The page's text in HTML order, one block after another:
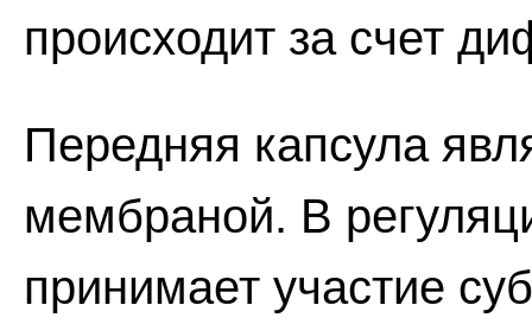
происходит за счет
Передняя капсула
мембраной. В
принимает участие